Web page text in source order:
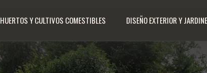
HUERTOS Y CULTIVOS COMESTIBLES DISEÑO EXTERIOR Y